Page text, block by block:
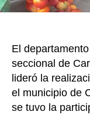
El
seccional de
lideró la
el municipio de
se tuvo la